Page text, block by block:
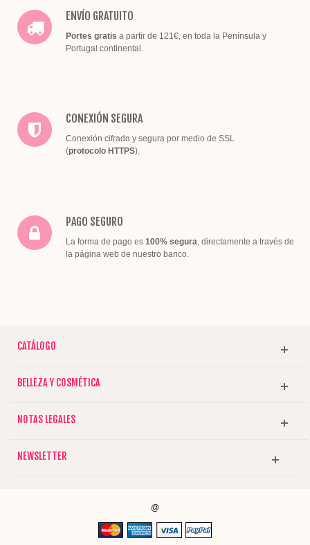
ENVÍO GRATUITO
Portes gratis a partir de 121€, en toda la Península y
Portugal continental.
CONEXIÓN SEGURA
Conexión cifrada y segura por medio de SSL
(protocolo HTTPS).
PAGO SEGURO
La forma de pago es 100% segura, directamente a través de
la página web de nuestro banco.
CATÁLOGO
BELLEZA Y COSMÉTICA
NOTAS LEGALES
NEWSLETTER
@